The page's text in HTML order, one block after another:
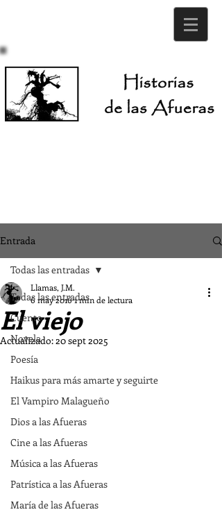
Entrada
Todas las entradas
Cuento
Novela
Poesía
Haikus para más amarte y seguirte
El Vampiro Malagueño
Dios a las Afueras
Cine a las Afueras
Música a las Afueras
Patrística a las Afueras
María de las Afueras
Todas las entradas
El viejo
Llamas, J.M.
6 may 20161 min de lectura
Actualizado:20 sept 2025